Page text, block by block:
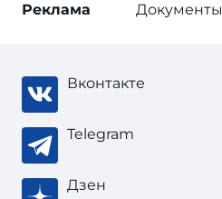
Реклама Документы
Вконтакте
Telegram
Дзен